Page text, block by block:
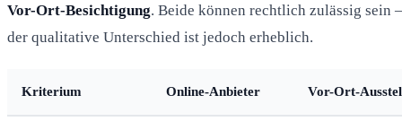
Vor-Ort-Besichtigung. Beide können rechtlich zulässig sein –
der qualitative Unterschied ist jedoch erheblich.
Kriterium Online-Anbieter Vor-Ort-